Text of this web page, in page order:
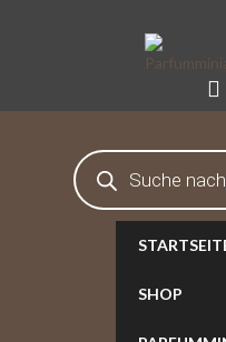
SHOP
Products
search